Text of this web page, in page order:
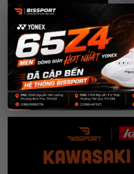
Đệm Vai Êm Ái
Một điểm nổi bật khác của túi
được trang bị lớp đệm êm ái. Khi
thoải mái và giảm thiểu sự mỏi
chỉnh được, giúp phù hợp với mọi
của người dùng.